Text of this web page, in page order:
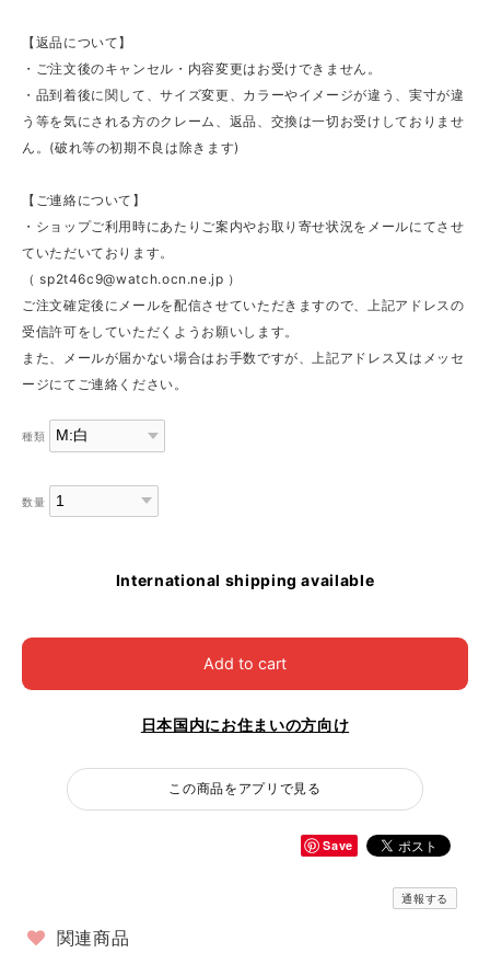
【返品について】
・ご注文後のキャンセル・内容変更はお受けできません。
・品到着後に関して、サイズ変更、カラーやイメージが違う、実寸が違
う等を気にされる方のクレーム、返品、交換は一切お受けしておりませ
ん。(破れ等の初期不良は除きます)
【ご連絡について】
・ショップご利用時にあたりご案内やお取り寄せ状況をメールにてさせ
ていただいております。
（sp2t46c9@watch.ocn.ne.jp ）
ご注文確定後にメールを配信させていただきますので、上記アドレスの
受信許可をしていただくようお願いします。
また、メールが届かない場合はお手数ですが、上記アドレス又はメッセ
ージにてご連絡ください。
種類
数量
International shipping available
Add to cart
日本国内にお住まいの方向け
この商品をアプリで見る
Save
通報する
関連商品